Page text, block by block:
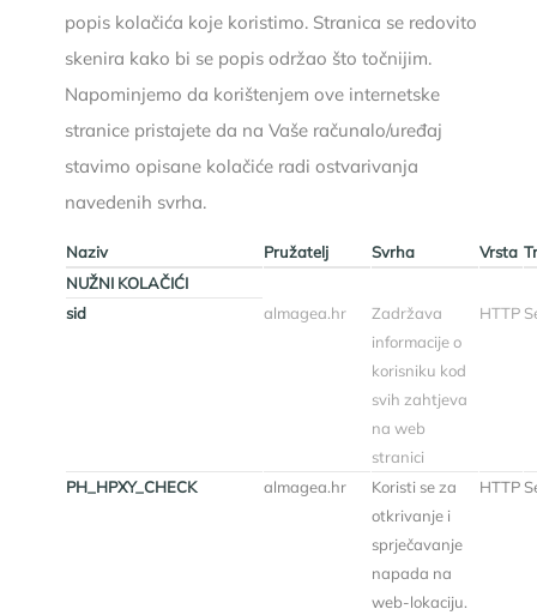
popis kolačića koje koristimo. Stranica se redovito
skenira kako bi se popis održao što točnijim.
Napominjemo da korištenjem ove internetske
stranice pristajete da na Vaše računalo/uređaj
stavimo opisane kolačiće radi ostvarivanja
navedenih svrha.
Naziv Pružatelj Svrha Vrsta
NUŽNI KOLAČIĆI
sid
almagea.hr
Zadržava
informacije o
korisniku kod
svih zahtjeva
na web
stranici
HTTP
PH_HPXY_CHECK almagea.hr
Koristi se za
otkrivanje i
sprječavanje
napada na
web-lokaciju.
HTTP